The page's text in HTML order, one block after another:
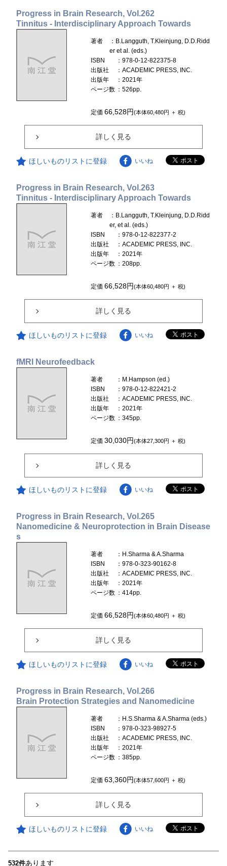
Progress in Brain Research, Vol.262
Tinnitus - Interdisciplinary Approach Towards
著者
：B.Langguth, T.Kleinjung, D.D.Ridd
er et al. (eds.)
ISBN
：978-0-12-822375-8
出版社
：ACADEMIC PRESS, INC.
出版年
：2021年
ページ数 ：526pp.
定価66,528円(本体60,480円 ＋ 税)
詳しく見る
ほしいものリストに登録 いいね
Progress in Brain Research, Vol.263
Tinnitus - Interdisciplinary Approach Towards
著者
：B.Langguth, T.Kleinjung, D.D.Ridd
er, et al. (eds.)
ISBN
：978-0-12-822377-2
出版社
：ACADEMIC PRESS, INC.
出版年
：2021年
ページ数 ：208pp.
定価66,528円(本体60,480円 ＋ 税)
詳しく見る
ほしいものリストに登録 いいね
fMRI Neurofeedback
著者
：M.Hampson (ed.)
ISBN
：978-0-12-822421-2
出版社
：ACADEMIC PRESS, INC.
出版年
：2021年
ページ数 ：345pp.
定価30,030円(本体27,300円 ＋ 税)
詳しく見る
ほしいものリストに登録 いいね
Progress in Brain Research, Vol.265
Nanomedicine & Neuroprotection in Brain Disease
s
著者
：H.Sharma & A.Sharma
ISBN
：978-0-323-90162-8
出版社
：ACADEMIC PRESS, INC.
出版年
：2021年
ページ数 ：414pp.
定価66,528円(本体60,480円 ＋ 税)
詳しく見る
ほしいものリストに登録 いいね
Progress in Brain Research, Vol.266
Brain Protection Strategies and Nanomedicine
著者
：H.S.Sharma & A.Sharma (eds.)
ISBN
：978-0-323-98927-5
出版社
：ACADEMIC PRESS, INC.
出版年
：2021年
ページ数 ：385pp.
定価63,360円(本体57,600円 ＋ 税)
詳しく見る
ほしいものリストに登録 いいね
532件あります